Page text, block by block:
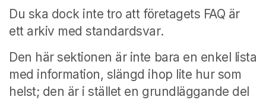
Du ska dock inte tro att företagets FAQ är
ett arkiv med standardsvar.
Den här sektionen är inte bara en enkel lista
med information, slängd ihop lite hur som
helst; den är i stället en grundläggande del